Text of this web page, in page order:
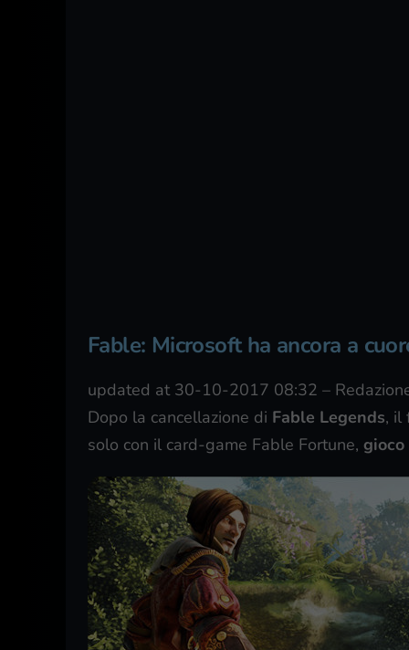
Fable: Microsoft ha ancora a
updated at 30-10-2017 08:32 –
Dopo la cancellazione di Fable Legends, il
solo con il card-game Fable Fortune,